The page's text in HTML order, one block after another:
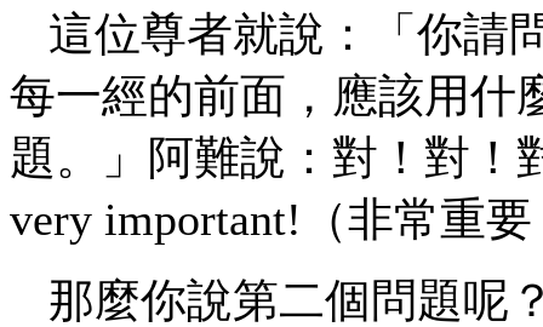
這位尊者就說：「你請
每一經的前面，應該用什
題。」阿難說：對！對！
very important!（非常重
那麼你說第二個問題呢